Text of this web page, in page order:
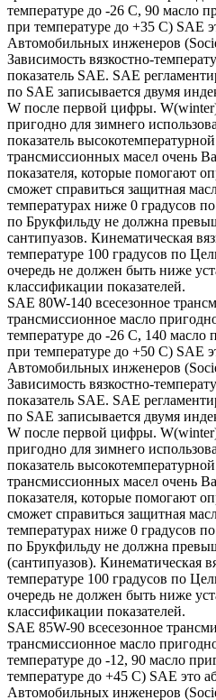
температуре до -26 С, 90 масло
при температуре до +35 С) SAE
Автомобильных инженеров
Зависимость вязкостно-
показатель SAE. SAE
по SAE записывается двумя
W после первой цифры. W(winter)
пригодно для зимнего
показатель
трансмиссионных масел очень
показателя, которые помогают
сможет справиться защитная
температурах ниже 0 градусов
по Брукфильду не должна
сантипуазов. Кинематическая
температуре 100 градусов по
очередь не должен быть ниже
классификации показателей.
SAE 80W-140 всесезонное
трансмиссионное масло
температуре до -26 С, 140 масло
при температуре до +50 С) SAE
Автомобильных инженеров
Зависимость вязкостно-
показатель SAE. SAE
по SAE записывается двумя
W после первой цифры. W(winter)
пригодно для зимнего
показатель
трансмиссионных масел очень
показателя, которые помогают
сможет справиться защитная
температурах ниже 0 градусов
по Брукфильду не должна
(сантипуазов). Кинематическая
температуре 100 градусов по
очередь не должен быть ниже
классификации показателей.
SAE 85W-90 всесезонное
трансмиссионное масло
температуре до -12, 90 масло
температуре до +45 С) SAE это
Автомобильных инженеров